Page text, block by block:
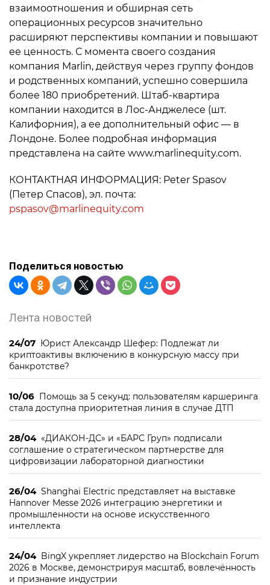
взаимоотношения и обширная сеть
операционных ресурсов значительно
расширяют перспективы компании и повышают
ее ценность. С момента своего создания
компания Marlin, действуя через группу фондов
и родственных компаний, успешно совершила
более 180 приобретений. Штаб-квартира
компании находится в Лос-Анджелесе (шт.
Калифорния), а ее дополнительный офис — в
Лондоне. Более подробная информация
представлена на сайте www.marlinequity.com.
КОНТАКТНАЯ ИНФОРМАЦИЯ: Peter Spasov
(Петер Спасов), эл. почта:
pspasov@marlinequity.com
Поделиться новостью
Лента новостей
24/07 Юрист Александр Шефер: Подлежат ли
криптоактивы включению в конкурсную массу при
банкротстве?
10/06 Помощь за 5 секунд: пользователям каршеринга
стала доступна приоритетная линия в случае ДТП
28/04 «ДИАКОН-ДС» и «БАРС Груп» подписали
соглашение о стратегическом партнерстве для
цифровизации лабораторной диагностики
26/04 Shanghai Electric представляет на выставке
Hannover Messe 2026 интеграцию энергетики и
промышленности на основе искусственного
интеллекта
24/04 BingX укрепляет лидерство на Blockchain Forum
2026 в Москве, демонстрируя масштаб, вовлечённость
и признание индустрии